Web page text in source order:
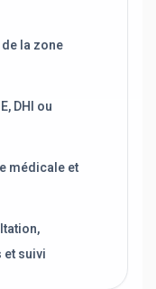
la zone
DHI ou
médicale et
suivi